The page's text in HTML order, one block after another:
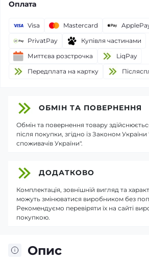
Оплата
Visa Mastercard
PrivatPay
Купівля частинами
Миттєва розстрочка
LiqPay
Передплата на картку
Опис
ОБМІН ТА ПОВЕРНЕННЯ
Обмін та повернення товару
після покупки, згідно із Законом
споживачів України".
ДОДАТКОВО
Комплектація, зовнішній вигляд та
можуть змінюватися виробником без
Рекомендуємо перевіряти їх на сайті
покупкою.